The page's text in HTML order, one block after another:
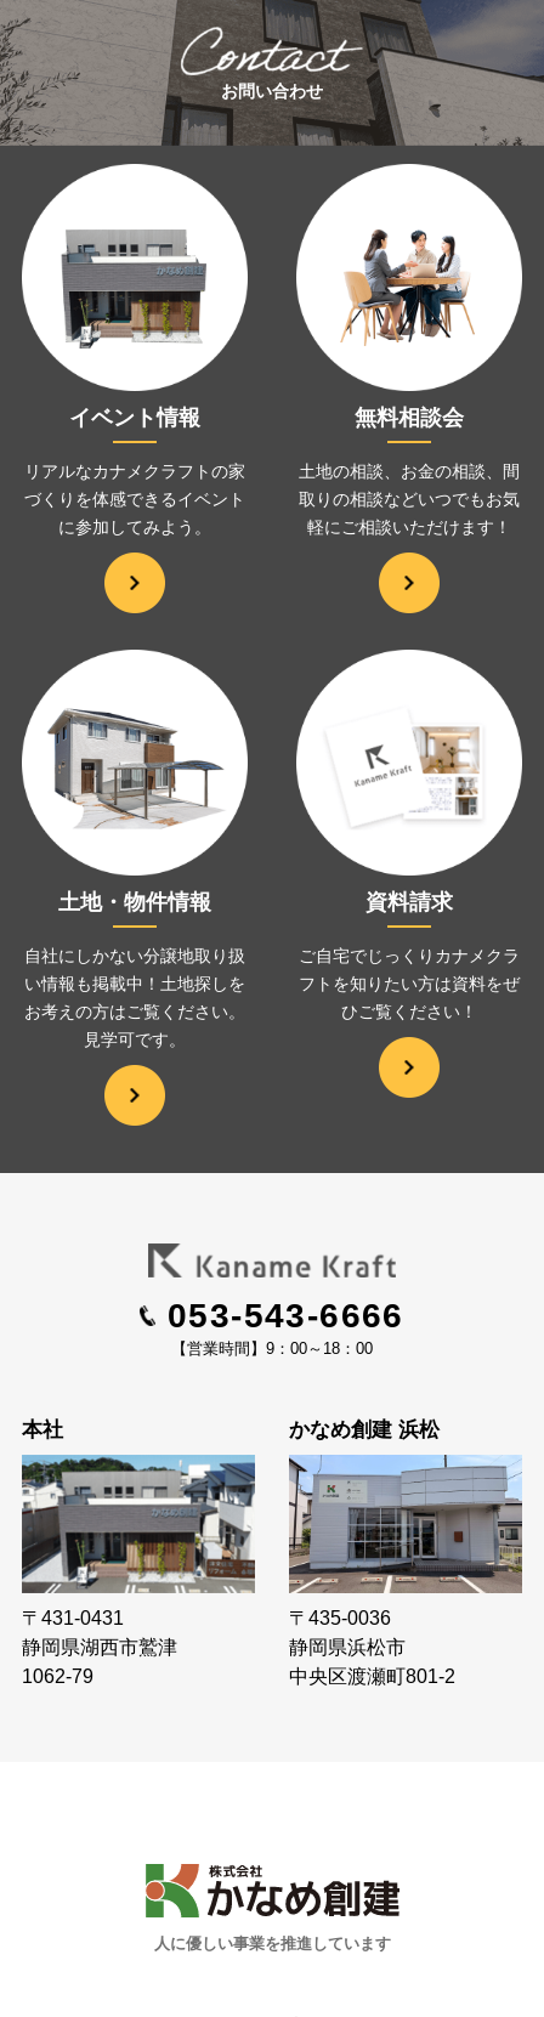
お問い合わせ
イベント情報
リアルなカナメクラフトの家
づくりを体感できるイベント
に参加してみよう。
無料相談会
土地の相談、お金の相談、
間
取りの相談などいつでもお気
軽にご相談いただけます！
土地・物件情報
自社にしかない分譲地取り扱
い情報も掲載中！土地探しを
お考えの方はご覧ください。
見学可です。
資料請求
ご自宅でじっくりカナメクラ
フトを知りたい方は資料をぜ
ひご覧ください！
053-543-6666
【営業時間】9：00～18：00
本社
〒431-0431
静岡県湖西市鷲津
1062-79
かなめ創建 浜松
〒435-0036
静岡県浜松市
中央区渡瀬町801-2
人に優しい事業を推進しています